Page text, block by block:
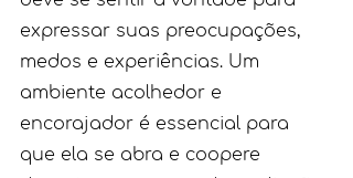
expressar suas preocupações,
medos e experiências. Um
ambiente acolhedor e
encorajador é essencial para
que ela se abra e coopere